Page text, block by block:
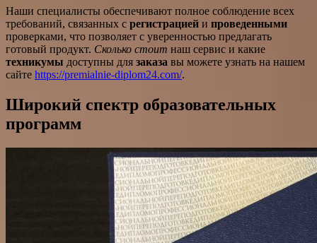
Наши специалисты обеспечивают полное соблюдение всех
требований, связанных с регистрацией и проведенными
проверками, что позволяет с уверенностью предлагать
готовый продукт. Сколько стоит наш сервис и какие
техникумы доступны для заказа вы можете узнать на нашем
сайте https://premialnie-diplom24.com/.
Широкий спектр образовательных
программ